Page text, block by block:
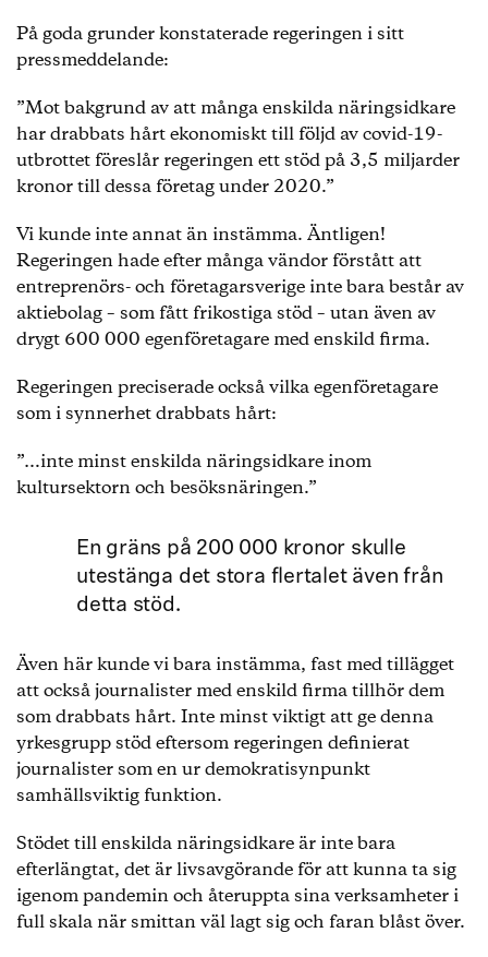
På goda grunder konstaterade regeringen i sitt
pressmeddelande:
”Mot bakgrund av att många enskilda näringsidkare
har drabbats hårt ekonomiskt till följd av covid-19-
utbrottet föreslår regeringen ett stöd på 3,5 miljarder
kronor till dessa företag under 2020.”
Vi kunde inte annat än instämma. Äntligen!
Regeringen hade efter många vändor förstått att
entreprenörs- och företagarsverige inte bara består av
aktiebolag – som fått frikostiga stöd – utan även av
drygt 600 000 egenföretagare med enskild firma.
Regeringen preciserade också vilka egenföretagare
som i synnerhet drabbats hårt:
”…inte minst enskilda näringsidkare inom
kultursektorn och besöksnäringen.”
En gräns på 200 000 kronor skulle
utestänga det stora flertalet även från
detta stöd.
Även här kunde vi bara instämma, fast med tillägget
att också journalister med enskild firma tillhör dem
som drabbats hårt. Inte minst viktigt att ge denna
yrkesgrupp stöd eftersom regeringen definierat
journalister som en ur demokratisynpunkt
samhällsviktig funktion.
Stödet till enskilda näringsidkare är inte bara
efterlängtat, det är livsavgörande för att kunna ta sig
igenom pandemin och återuppta sina verksamheter i
full skala när smittan väl lagt sig och faran blåst över.